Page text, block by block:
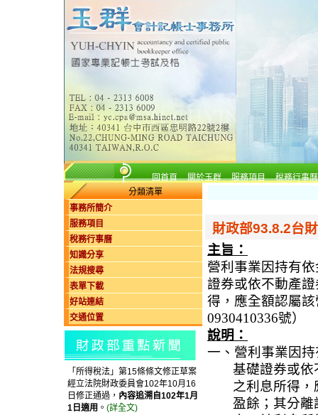
回首頁 關於玉群 服務項目
稅務行事曆
分類清單
事務所簡介
服務項目
稅務行事曆
知識分享
法規搜尋
表單下載
好站連結
交通位置
「所得稅法」第15條條文修正草案
經立法院財政委員會102年10月16
日修正通過， 內容追溯自102年1月
1日適用 。 (詳全文)
財政部93.8.2台
主旨：
營利事業因持有
證券或依不動產
得，應全額認屬
0930410336號）
說明：
一、營利事業因
基礎證券或
之利息所得
盈餘；其分